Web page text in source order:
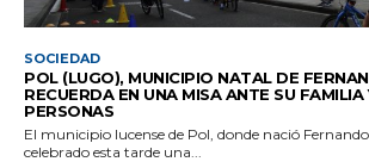
SOCIEDAD
POL (LUGO), MUNICIPIO NATAL DE
RECUERDA EN UNA MISA ANTE SU
PERSONAS
El municipio lucense de Pol, donde nació
celebrado esta tarde una...